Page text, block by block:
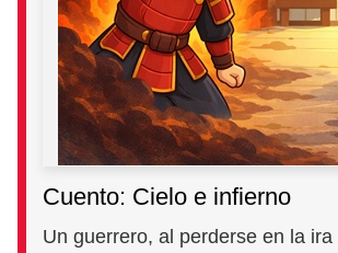
Cuento: Cielo e infierno
Un guerrero, al perderse en la ira